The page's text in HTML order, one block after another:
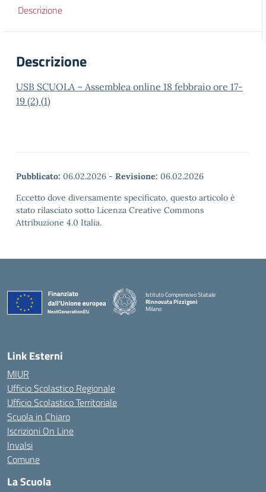
Descrizione
Descrizione
USB SCUOLA – Assemblea online 18 febbraio ore 17-
19 (2) (1)
Pubblicato: 06.02.2026 - Revisione: 06.02.2026
Eccetto dove diversamente specificato, questo articolo è
stato rilasciato sotto Licenza Creative Commons
Attribuzione 4.0 Italia.
Istituto Comprensivo Statale
Rinnovata Pizzigoni
Milano
Link Esterni
MIUR
Ufficio Scolastico Regionale
Ufficio Scolastico Territoriale
Scuola in Chiaro
Iscrizioni On Line
Invalsi
Comune
La Scuola